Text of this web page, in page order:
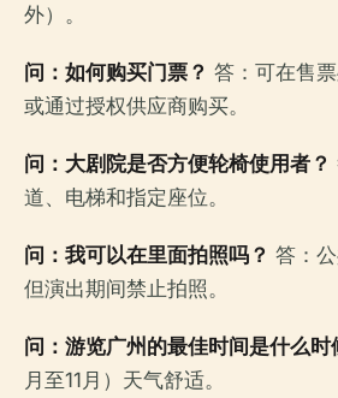
外）。
问：如何购买门票？ 答：可在售
或通过授权供应商购买。
问：大剧院是否方便轮椅使用者？
道、电梯和指定座位。
问：我可以在里面拍照吗？ 答：
但演出期间禁止拍照。
问：游览广州的最佳时间是什么时
月至11月）天气舒适。